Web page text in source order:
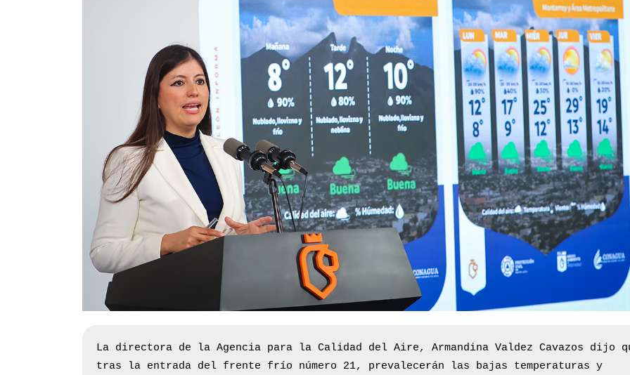
La directora de la Agencia para la Calidad del Aire, Armandina Valdez Cavazos dijo
tras la entrada del frente frío número 21, prevalecerán las bajas temperaturas y